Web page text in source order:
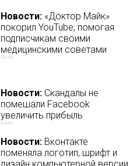
Новости: «Доктор Майк»
покорил YouTube, помогая
подписчикам своими
медицинскими советами
20/07/2018
Новости: Скандалы не
помешали Facebook
увеличить прибыль
26/04/2018
Новости: Вконтакте
поменяла логотип, шрифт и